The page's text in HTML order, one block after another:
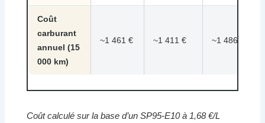
Coût
carburant
annuel (15
000 km)
~1 461 € ~1 411 € ~1 486 €
Coût calculé sur la base d’un SP95-E10 à 1,68 €/L